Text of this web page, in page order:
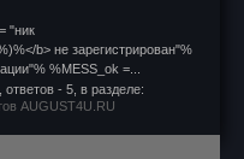
"ник
b> не зарегистрирован"%
%MESS_ok =...
, ответов - 5, в разделе:
AUGUST4U.RU